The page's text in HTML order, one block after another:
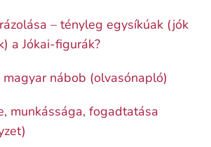
– tényleg egysíkúak (jók
a Jókai-figurák?
magyar nábob (olvasónapló)
munkássága, fogadtatása